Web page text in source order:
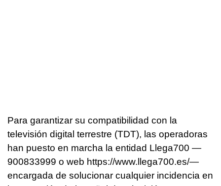
Para garantizar su compatibilidad con la
televisión digital terrestre (TDT), las operadoras
han puesto en marcha la entidad Llega700 —
900833999 o web https://www.llega700.es/—
encargada de solucionar cualquier incidencia en